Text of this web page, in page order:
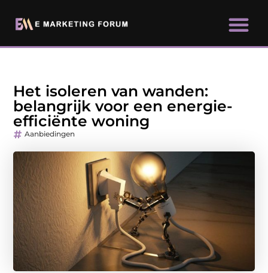
Het isoleren van wanden:
belangrijk voor een energie-
efficiënte woning
Aanbiedingen